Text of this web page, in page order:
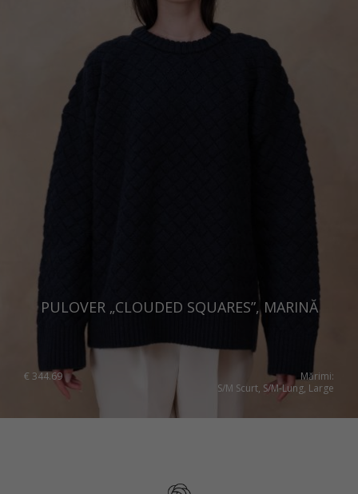
PULOVER „CLOUDED SQUARES”, MARINĂ
€ 344.69
Mărimi:
S/M Scurt, S/M-Lung, Large